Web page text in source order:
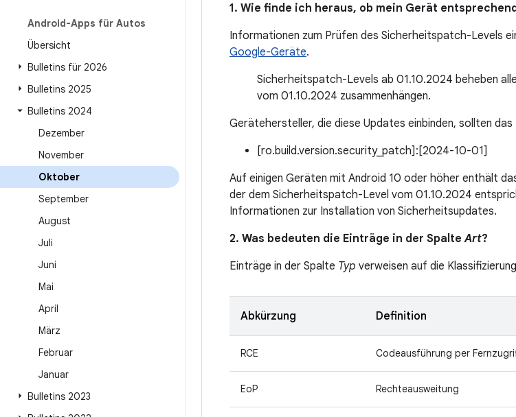
Android-Apps für Autos
Übersicht
Bulletins für 2026
Bulletins 2025
Bulletins 2024
Dezember
November
Oktober
September
August
Juli
Juni
Mai
April
März
Februar
Januar
Bulletins 2023
1. Wie finde ich heraus, ob mein Gerät
Informationen zum Prüfen des Sicherheitspatch-Levels
Google-Geräte.
Sicherheitspatch-Levels ab 01.10.2024 beheben
vom 01.10.2024 zusammenhängen.
Gerätehersteller, die diese Updates einbinden, sollten
[ro.build.version.security_patch]:[2024-10-01]
Auf einigen Geräten mit Android 10 oder höher enthält
der dem Sicherheitspatch-Level vom 01.10.2024
Informationen zur Installation von Sicherheitsupdates.
2. Was bedeuten die Einträge in der SpalteArt?
Einträge in der Spalte Typ verweisen auf die
Abkürzung Definition
RCE Codeausführung per
EoP Rechteausweitung